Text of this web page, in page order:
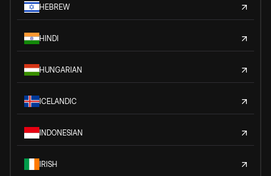
HEBREW
HINDI
HUNGARIAN
ICELANDIC
INDONESIAN
IRISH